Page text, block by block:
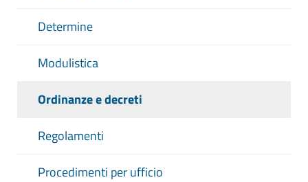
Determine
Modulistica
Ordinanze e decreti
Regolamenti
Procedimenti per ufficio